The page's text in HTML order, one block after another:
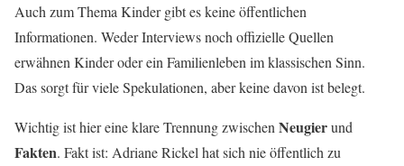
Auch zum Thema Kinder gibt es keine öffentlichen
Informationen. Weder Interviews noch offizielle Quellen
erwähnen Kinder oder ein Familienleben im klassischen Sinn.
Das sorgt für viele Spekulationen, aber keine davon ist belegt.
Wichtig ist hier eine klare Trennung zwischen Neugierund
Fakten. Fakt ist: Adriane Rickel hat sich nie öffentlich zu